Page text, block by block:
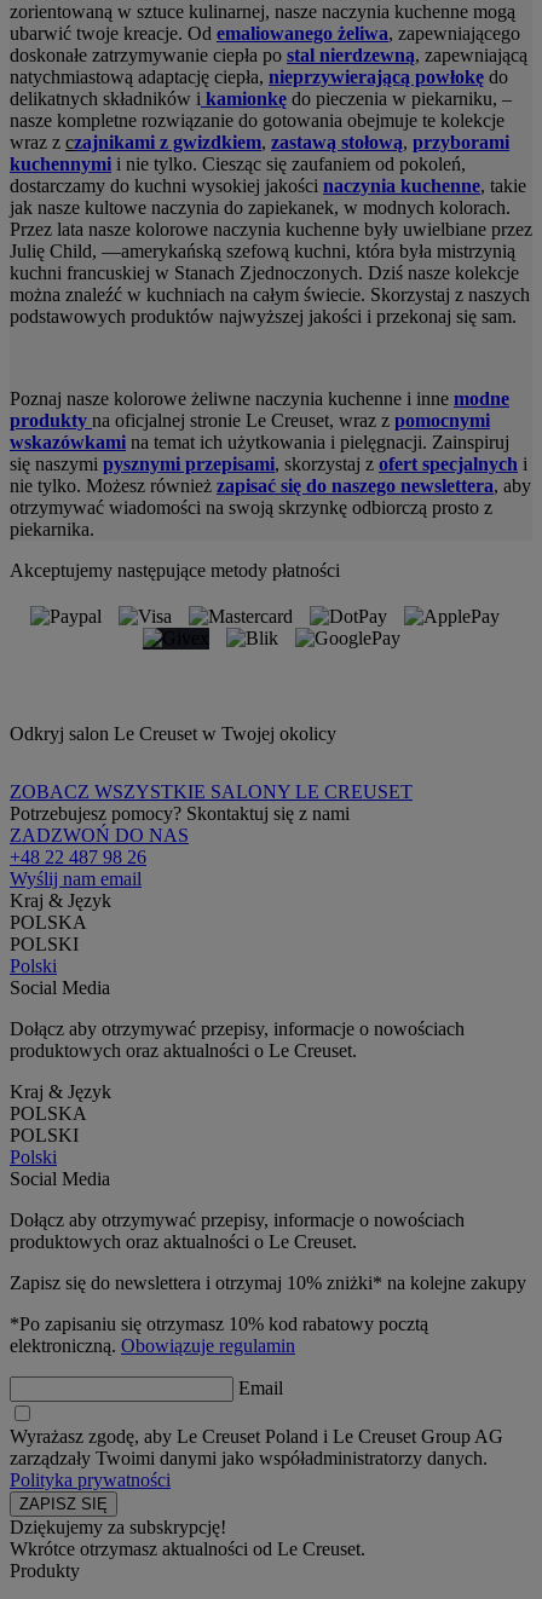
zorientowaną w sztuce kulinarnej, nasze naczynia kuchenne mogą
ubarwić twoje kreacje. Od emaliowanego żeliwa, zapewniającego
doskonałe zatrzymywanie ciepła po stal nierdzewną, zapewniającą
natychmiastową adaptację ciepła, nieprzywierającą powłokę do
delikatnych składników i kamionkę do pieczenia w piekarniku, –
nasze kompletne rozwiązanie do gotowania obejmuje te kolekcje
wraz z czajnikami z gwizdkiem, zastawą stołową, przyborami
kuchennymi i nie tylko. Ciesząc się zaufaniem od pokoleń,
dostarczamy do kuchni wysokiej jakości naczynia kuchenne, takie
jak nasze kultowe naczynia do zapiekanek, w modnych kolorach.
Przez lata nasze kolorowe naczynia kuchenne były uwielbiane przez
Julię Child, —amerykańską szefową kuchni, która była mistrzynią
kuchni francuskiej w Stanach Zjednoczonych. Dziś nasze kolekcje
można znaleźć w kuchniach na całym świecie. Skorzystaj z naszych
podstawowych produktów najwyższej jakości i przekonaj się sam.
Poznaj nasze kolorowe żeliwne naczynia kuchenne i inne modne
produkty na oficjalnej stronie Le Creuset, wraz z pomocnymi
wskazówkami na temat ich użytkowania i pielęgnacji. Zainspiruj
się naszymi pysznymi przepisami, skorzystaj z ofert specjalnych i
nie tylko. Możesz również zapisać się do naszego newslettera, aby
otrzymywać wiadomości na swoją skrzynkę odbiorczą prosto z
piekarnika.
Akceptujemy następujące metody płatności
Odkryj salon Le Creuset w Twojej okolicy
ZOBACZ WSZYSTKIE SALONY LE CREUSET
Potrzebujesz pomocy? Skontaktuj się z nami
ZADZWOŃ DO NAS
+48 22 487 98 26
Wyślij nam email
Kraj & Język
POLSKA
POLSKI
Polski
Social Media
Dołącz aby otrzymywać przepisy, informacje o nowościach
produktowych oraz aktualności o Le Creuset.
Kraj & Język
POLSKA
POLSKI
Polski
Social Media
Dołącz aby otrzymywać przepisy, informacje o nowościach
produktowych oraz aktualności o Le Creuset.
Zapisz się do newslettera i otrzymaj 10% zniżki* na kolejne zakupy
*Po zapisaniu się otrzymasz 10% kod rabatowy pocztą
elektroniczną. Obowiązuje regulamin
Email
Wyrażasz zgodę, aby Le Creuset Poland i Le Creuset Group AG
zarządzały Twoimi danymi jako współadministratorzy danych.
Polityka prywatności
Dziękujemy za subskrypcję!
Wkrótce otrzymasz aktualności od Le Creuset.
Produkty